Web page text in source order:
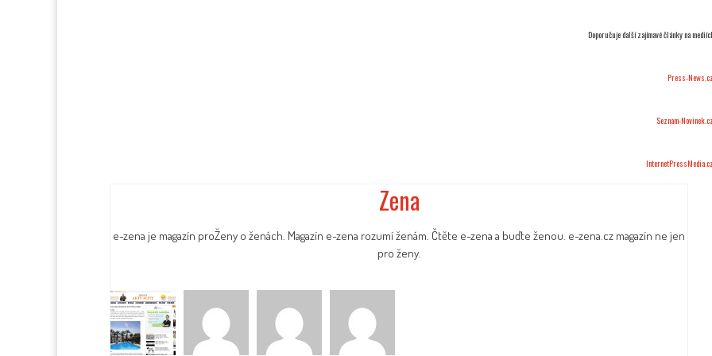
Doporučuje další zajímavé články na
Press-News.cz
Seznam-Novinek.cz
InternetPressMedia.cz
Zena
e-zena je magazín proŽeny o ženách. Magazín e-zena rozumí ženám. Čtěte e-zena a buďte ženou. e-zena.cz magazín ne jen
pro ženy.